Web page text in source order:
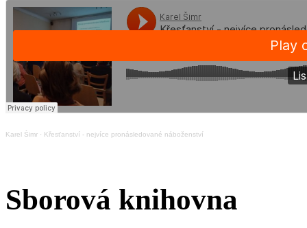
Karel Šimr · Křesťanství - nejvíce pronásledované náboženství
Sborová knihovna